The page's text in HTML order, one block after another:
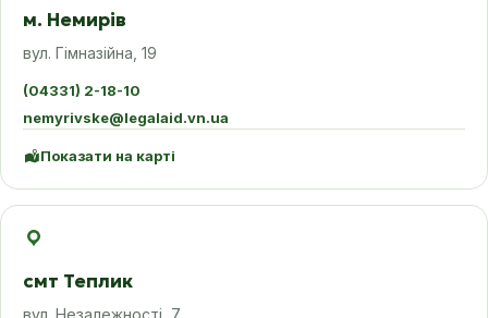
м. Немирів
вул. Гімназійна, 19
(04331) 2-18-10
nemyrivske@legalaid.vn.ua
Показати на карті
смт Теплик
вул. Незалежності, 7